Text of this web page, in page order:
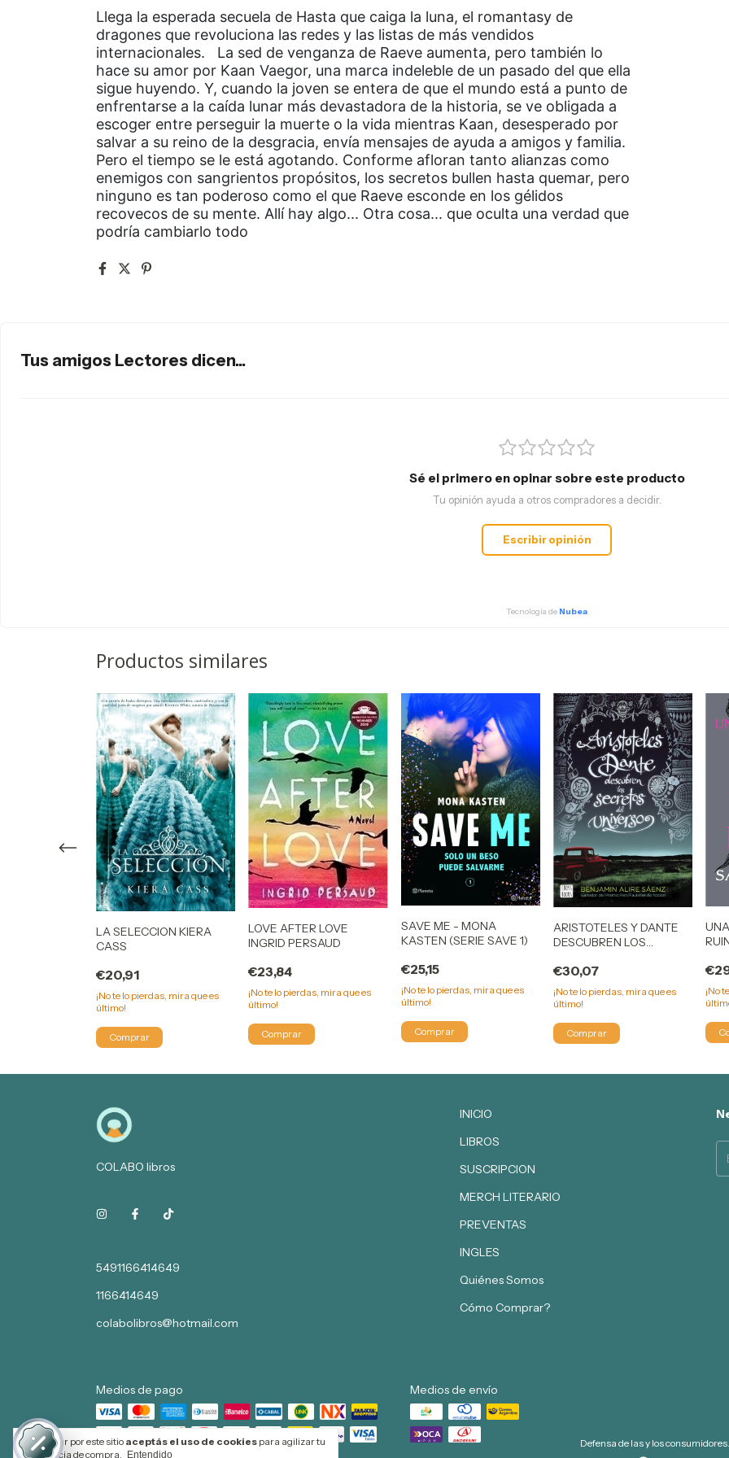
Al navegar por este sitio aceptás el uso de cookies para agilizar tu
experiencia de compra.
Entendido
Llega la esperada secuela de Hasta que caiga la luna, el romantasy de
dragones que revoluciona las redes y las listas de más vendidos
internacionales. La sed de venganza de Raeve aumenta, pero también lo
hace su amor por Kaan Vaegor, una marca indeleble de un pasado del que ella
sigue huyendo. Y, cuando la joven se entera de que el mundo está a punto de
enfrentarse a la caída lunar más devastadora de la historia, se ve obligada a
escoger entre perseguir la muerte o la vida mientras Kaan, desesperado por
salvar a su reino de la desgracia, envía mensajes de ayuda a amigos y familia.
Pero el tiempo se le está agotando. Conforme afloran tanto alianzas como
enemigos con sangrientos propósitos, los secretos bullen hasta quemar, pero
ninguno es tan poderoso como el que Raeve esconde en los gélidos
recovecos de su mente. Allí hay algo... Otra cosa... que oculta una verdad que
podría cambiarlo todo
Tus amigos Lectores dicen...
Sé el primero en opinar sobre este producto
Tu opinión ayuda a otros compradores a decidir.
Escribir opinión
Tecnología de Nubea
Productos similares
LA SELECCION KIERA
CASS
€20,91
¡No te lo pierdas, mira que es
último!
LOVE AFTER LOVE
INGRID PERSAUD
€23,84
¡No te lo pierdas, mira que es
último!
SAVE ME - MONA
KASTEN (SERIE SAVE 1)
€25,15
¡No te lo pierdas, mira que es
último!
ARISTOTELES Y DANTE
DESCUBREN LOS
UNIVERSO BENJAMIN
ALIRE SAENZ
€30,07
¡No te lo pierdas, mira que es
último!
¡No
COLABO libros
5491166414649
1166414649
colabolibros@hotmail.com
INICIO
LIBROS
SUSCRIPCION
MERCH LITERARIO
PREVENTAS
INGLES
Quiénes Somos
Cómo Comprar?
Medios de pago Medios de envío
Defensa de las y los